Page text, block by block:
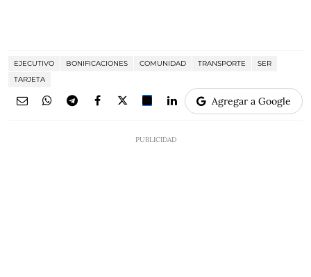
EJECUTIVO BONIFICACIONES COMUNIDAD TRANSPORTE
SER
TARJETA
Agregar a Google